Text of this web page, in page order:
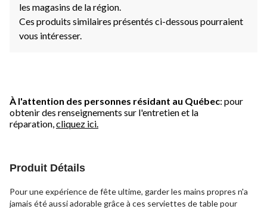
les magasins de la région.
Ces produits similaires présentés ci-dessous pourraient
vous intéresser.
À l'attention des personnes résidant au Québec: pour
obtenir des renseignements sur l'entretien et la
réparation, cliquez ici.
Produit Détails
Pour une expérience de fête ultime, garder les mains propres n'a
jamais été aussi adorable grâce à ces serviettes de table pour